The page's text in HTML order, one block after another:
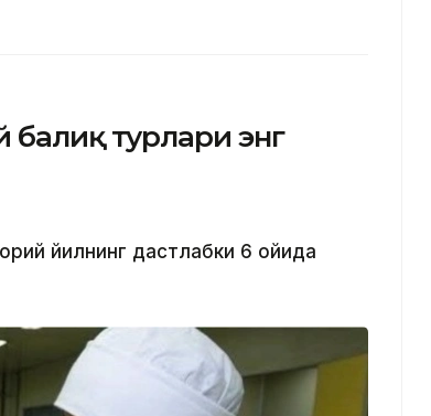
балиқ турлари энг
йилнинг дастлабки 6 ойида